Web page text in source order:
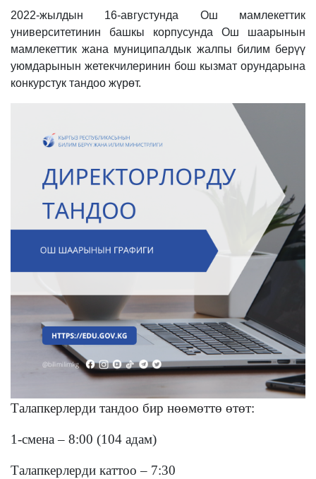
2022-жылдын 16-августунда Ош мамлекеттик
университетинин башкы корпусунда Ош шаарынын
мамлекеттик жана муниципалдык жалпы билим берүү
уюмдарынын жетекчилеринин бош кызмат орундарына
конкурстук тандоо жүрөт.
Талапкерлерди тандоо бир нөөмөттө өтөт:
1-смена – 8:00 (104 адам)
Талапкерлерди каттоо – 7:30